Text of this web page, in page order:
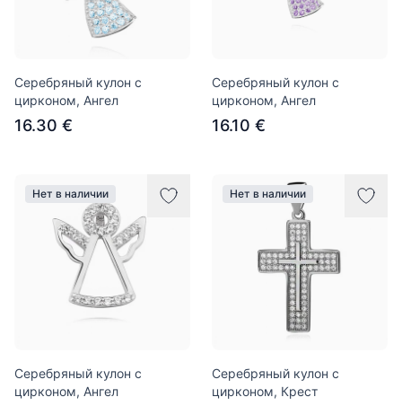
Серебряный кулон с
цирконом, Aнгел
16.30 €
Серебряный кулон с
цирконом, Aнгел
16.10 €
Нет в наличии
Серебряный кулон с
цирконом, Ангел
Нет в наличии
Серебряный кулон с
цирконом, Крест